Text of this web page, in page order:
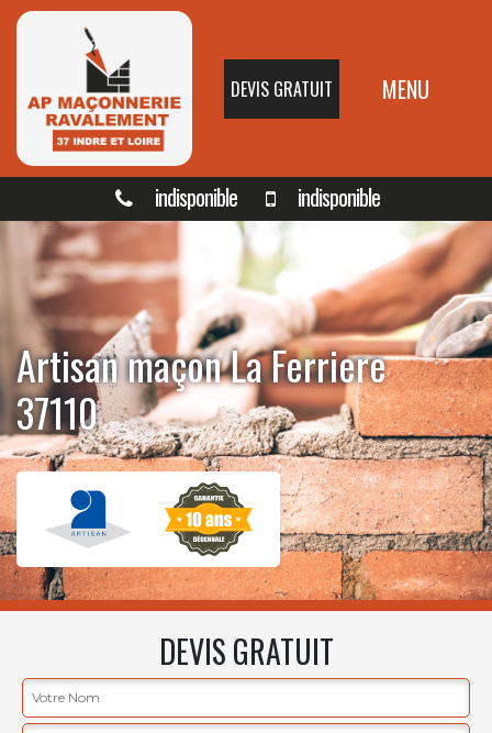
DEVIS GRATUIT MENU
indisponible indisponible
Artisan maçon La Ferriere
37110
DEVIS GRATUIT